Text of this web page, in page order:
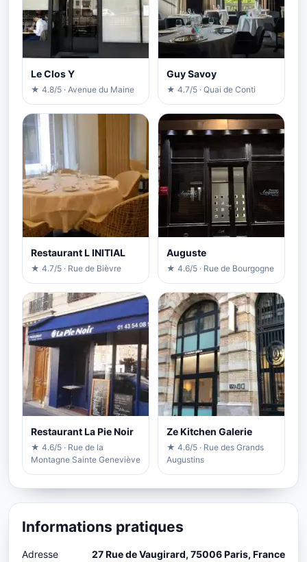
Le Clos Y
★ 4.8/5 · Avenue du Maine
Guy Savoy
★ 4.7/5 · Quai de Conti
Restaurant L INITIAL
★ 4.7/5 · Rue de Bièvre
Auguste
★ 4.6/5 · Rue de Bourgogne
Restaurant La Pie Noir
★ 4.6/5 · Rue de la
Montagne Sainte Geneviève
Ze Kitchen Galerie
★ 4.6/5 · Rue des Grands
Augustins
Informations pratiques
Adresse 27 Rue de Vaugirard, 75006 Paris, France